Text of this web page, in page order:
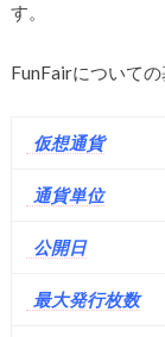
す。
FunFairについて
仮想通貨
通貨単位
公開日
最大発行枚数